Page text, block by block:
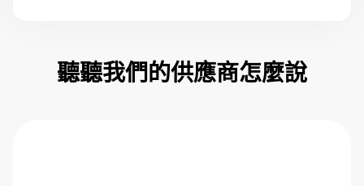
聽聽我們的供應商怎麼說